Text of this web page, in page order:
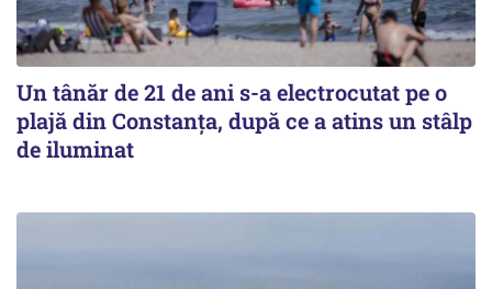
Un tânăr de 21 de ani s-a electrocutat pe o
plajă din Constanța, după ce a atins un stâlp
de iluminat